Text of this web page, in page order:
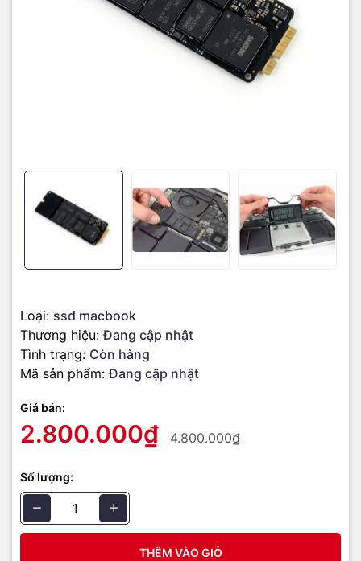
Loại: ssd macbook
Thương hiệu: Đang cập nhật
Tình trạng: Còn hàng
Mã sản phẩm: Đang cập nhật
Giá bán:
2.800.000₫ 4.800.000₫
Số lượng:
THÊM VÀO GIỎ
Mọi chi tiết các bạn có thể liên hệ :
Macshop24h.com- SIÊU THỊ LINH KIỆN MACBOOK
Chuyên Phân Phối Linh Kiện Chính Hãng
Email:macbookshop24h@gmail.com
Thời gian làm việc: 8h30 - 19h00 ( Chủ Nhật làm việc từ 9h30 -